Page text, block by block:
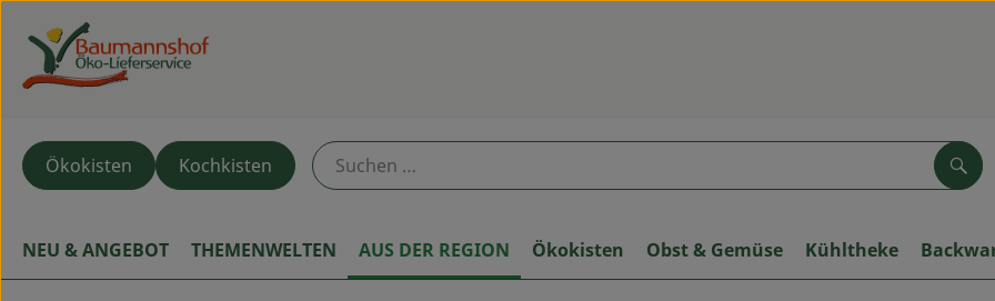
Ökokisten Kochkisten
NEU & ANGEBOT THEMENWELTEN AUS DER REGION Ökokisten Obst & Gemüse Kühltheke